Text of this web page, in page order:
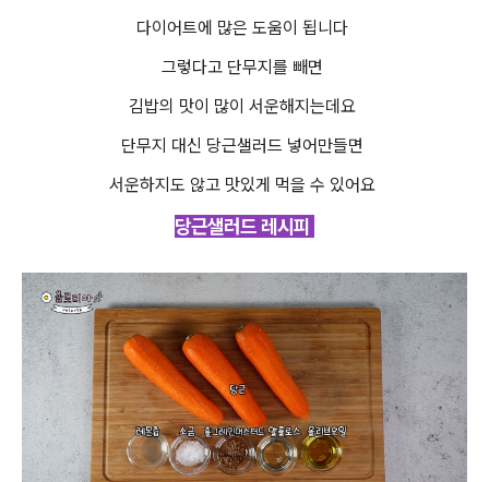
다이어트에 많은 도움이 됩니다
그렇다고 단무지를 빼면
김밥의 맛이 많이 서운해지는데요
단무지 대신 당근샐러드 넣어만들면
서운하지도 않고 맛있게 먹을 수 있어요
당근샐러드 레시피